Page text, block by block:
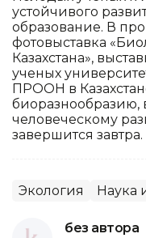
устойчивого
образование. В
фотовыставка
Казахстана»,
ученых
ПРООН в
человеческому
завершится завтра.
Экология Наука
без автора